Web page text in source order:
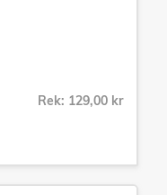
Rek: 129,00 kr